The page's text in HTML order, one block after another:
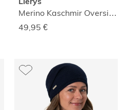
Merino Kaschmir Oversize-Mütze
49,95 €